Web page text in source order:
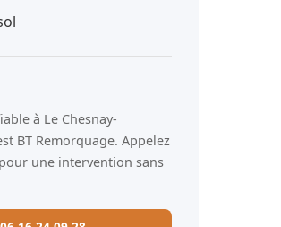
à Le Chesnay-
BT Remorquage. Appelez
une intervention sans